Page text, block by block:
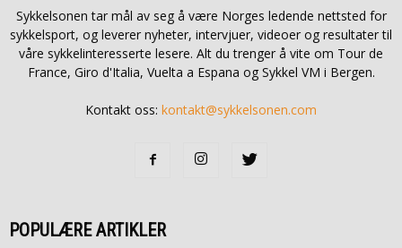
Sykkelsonen tar mål av seg å være Norges ledende nettsted for
sykkelsport, og leverer nyheter, intervjuer, videoer og resultater til
våre sykkelinteresserte lesere. Alt du trenger å vite om Tour de
France, Giro d'Italia, Vuelta a Espana og Sykkel VM i Bergen.
Kontakt oss: kontakt@sykkelsonen.com
POPULÆRE ARTIKLER